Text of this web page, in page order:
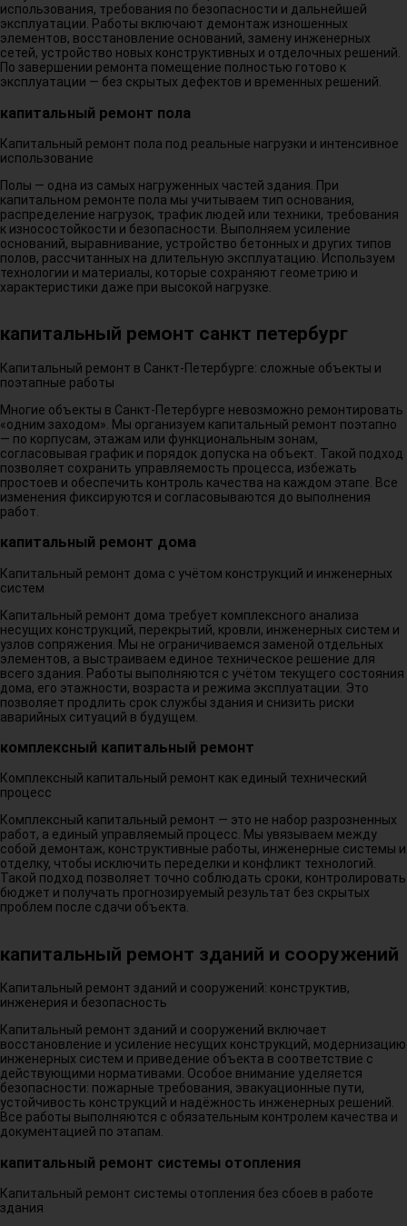
использования, требования по безопасности и дальнейшей
эксплуатации. Работы включают демонтаж изношенных
элементов, восстановление оснований, замену инженерных
сетей, устройство новых конструктивных и отделочных решений.
По завершении ремонта помещение полностью готово к
эксплуатации — без скрытых дефектов и временных решений.
капитальный ремонт пола
Капитальный ремонт пола под реальные нагрузки и интенсивное
использование
Полы — одна из самых нагруженных частей здания. При
капитальном ремонте пола мы учитываем тип основания,
распределение нагрузок, трафик людей или техники, требования
к износостойкости и безопасности. Выполняем усиление
оснований, выравнивание, устройство бетонных и других типов
полов, рассчитанных на длительную эксплуатацию. Используем
технологии и материалы, которые сохраняют геометрию и
характеристики даже при высокой нагрузке.
капитальный ремонт санкт петербург
Капитальный ремонт в Санкт-Петербурге: сложные объекты и
поэтапные работы
Многие объекты в Санкт-Петербурге невозможно ремонтировать
«одним заходом». Мы организуем капитальный ремонт поэтапно
— по корпусам, этажам или функциональным зонам,
согласовывая график и порядок допуска на объект. Такой подход
позволяет сохранить управляемость процесса, избежать
простоев и обеспечить контроль качества на каждом этапе. Все
изменения фиксируются и согласовываются до выполнения
работ.
капитальный ремонт дома
Капитальный ремонт дома с учётом конструкций и инженерных
систем
Капитальный ремонт дома требует комплексного анализа
несущих конструкций, перекрытий, кровли, инженерных систем и
узлов сопряжения. Мы не ограничиваемся заменой отдельных
элементов, а выстраиваем единое техническое решение для
всего здания. Работы выполняются с учётом текущего состояния
дома, его этажности, возраста и режима эксплуатации. Это
позволяет продлить срок службы здания и снизить риски
аварийных ситуаций в будущем.
комплексный капитальный ремонт
Комплексный капитальный ремонт как единый технический
процесс
Комплексный капитальный ремонт — это не набор разрозненных
работ, а единый управляемый процесс. Мы увязываем между
собой демонтаж, конструктивные работы, инженерные системы и
отделку, чтобы исключить переделки и конфликт технологий.
Такой подход позволяет точно соблюдать сроки, контролировать
бюджет и получать прогнозируемый результат без скрытых
проблем после сдачи объекта.
капитальный ремонт зданий и сооружений
Капитальный ремонт зданий и сооружений: конструктив,
инженерия и безопасность
Капитальный ремонт зданий и сооружений включает
восстановление и усиление несущих конструкций, модернизацию
инженерных систем и приведение объекта в соответствие с
действующими нормативами. Особое внимание уделяется
безопасности: пожарные требования, эвакуационные пути,
устойчивость конструкций и надёжность инженерных решений.
Все работы выполняются с обязательным контролем качества и
документацией по этапам.
капитальный ремонт системы отопления
Капитальный ремонт системы отопления без сбоев в работе
здания